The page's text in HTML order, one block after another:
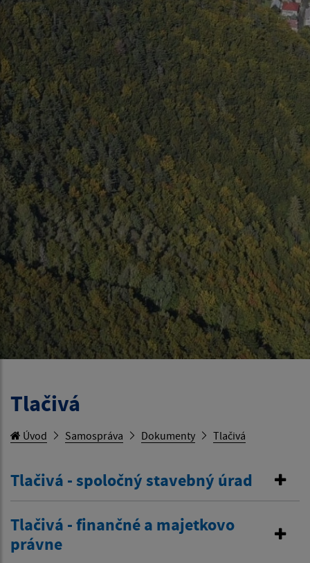
Tlačivá
Úvod Samospráva Dokumenty Tlačivá
Tlačivá - spoločný stavebný úrad
Tlačivá - finančné a majetkovo
právne